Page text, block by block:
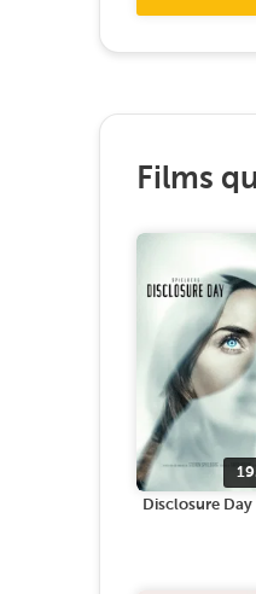
Films
Disclosure Day